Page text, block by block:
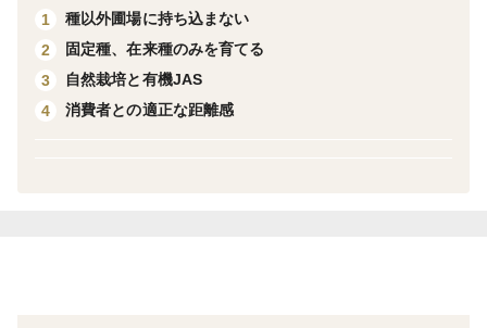
が冷凍（-15度以下）で配達してくれるため段ボールで発
送したほうが冷凍維持が期待されるからです。もし、到着
時に解凍されていた等の場合は輸送事故ですので至急ヤマ
トさんに言ってください。
有機小麦は自社で自然栽培したものを自社で製粉しま
した。自然栽培の有機米から有機麹を作り、その有機麹
で有機甘麹を作り、その有機甘麹と有機ご飯と、自然栽
培の麦の有機ふすまから有機酵母を起こしています。有
1
種以外圃場に持ち込まない
2
固定種、在来種のみを育てる
3
自然栽培と有機JAS
4
消費者との適正な距離感